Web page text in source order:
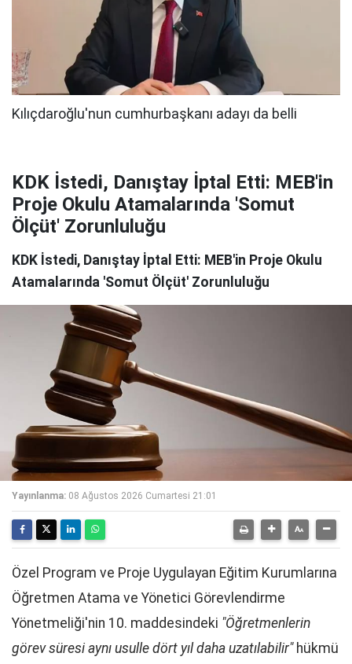
KDK İstedi, Danıştay İptal Etti: MEB'in
Proje Okulu Atamalarında 'Somut
Ölçüt' Zorunluluğu
KDK İstedi, Danıştay İptal Etti: MEB'in Proje Okulu
Atamalarında 'Somut Ölçüt' Zorunluluğu
Yayınlanma: 08 Ağustos 2026 Cumartesi 21:01
Özel Program ve Proje Uygulayan Eğitim Kurumlarına
Öğretmen Atama ve Yönetici Görevlendirme
Yönetmeliği'nin 10. maddesindeki "Öğretmenlerin
görev süresi aynı usulle dört yıl daha uzatılabilir"hükmü